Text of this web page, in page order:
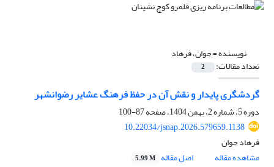
نویسنده =جوان، فرهاد
تعداد مقالات: 2
گردشگری پایدار و نقش آن در حفظ فرهنگ عشایر رضوانشهر
دوره 5، شماره 2، بهمن 1404، صفحه
87-100
10.22034/jsnap.2026.579659.1138
فرهاد جوان
مشاهده مقاله
اصل مقاله 5.99 M